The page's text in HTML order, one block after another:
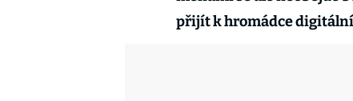
přijít k hromádce